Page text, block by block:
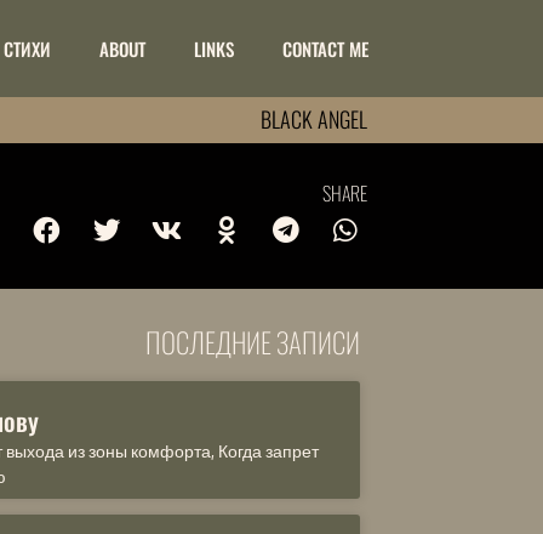
СТИХИ ABOUT LINKS CONTACT ME
BLACK ANGEL
SHARE
ПОСЛЕДНИЕ ЗАПИСИ
выхода из зоны комфорта, Когда запрет